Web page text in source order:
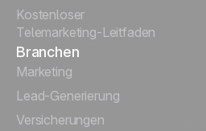
Kostenloser
Telemarketing-Leitfaden
Branchen
Marketing
Lead-Generierung
Versicherungen